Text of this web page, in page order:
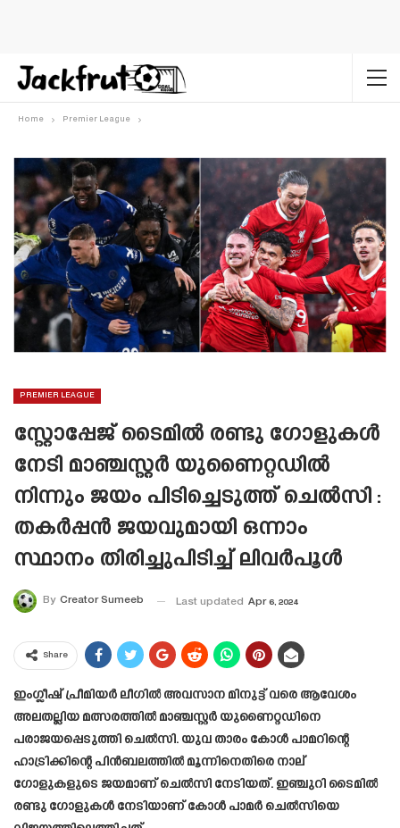
Home Premier League
PREMIER LEAGUE
സ്റ്റോപ്പേജ് ടൈമിൽ രണ്ടു ഗോളുകൾ
നേടി മാഞ്ചസ്റ്റർ യുണൈറ്റഡിൽ
നിന്നും ജയം പിടിച്ചെടുത്ത് ചെൽസി :
തകർപ്പൻ ജയവുമായി ഒന്നാം
സ്ഥാനം തിരിച്ചുപിടിച്ച് ലിവർപൂൾ
By Creator Sumeeb Last updated Apr 6, 2024
Share
ഇംഗ്ലീഷ് പ്രീമിയർ ലീഗിൽ അവസാന മിനുട്ട് വരെ ആവേശം
അലതല്ലിയ മത്സരത്തിൽ മാഞ്ചസ്റ്റർ യുണൈറ്റഡിനെ
പരാജയപ്പെടുത്തി ചെൽസി. യുവ താരം കോൾ പാമറിന്റെ
ഹാട്രിക്കിന്റെ പിൻബലത്തിൽ മൂന്നിനെതിരെ നാല്
ഗോളുകളുടെ ജയമാണ് ചെൽസി നേടിയത്. ഇഞ്ചുറി ടൈമിൽ
രണ്ടു ഗോളുകൾ നേടിയാണ് കോൾ പാമർ ചെൽസിയെ